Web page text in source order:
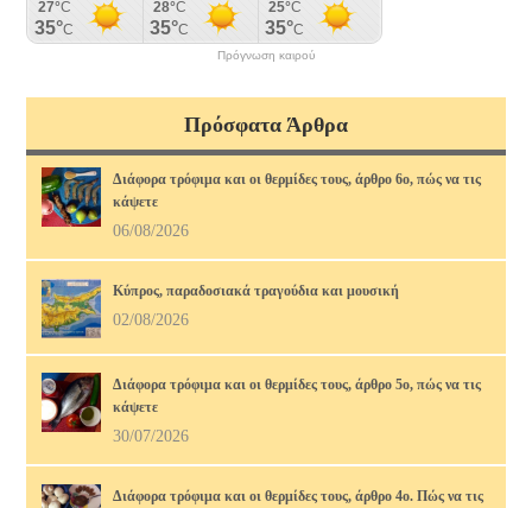
Πρόγνωση καιρού
Πρόσφατα Άρθρα
Διάφορα τρόφιμα και οι θερμίδες τους, άρθρο 6ο, πώς να τις
κάψετε
06/08/2026
Κύπρος, παραδοσιακά τραγούδια και μουσική
02/08/2026
Διάφορα τρόφιμα και οι θερμίδες τους, άρθρο 5ο, πώς να τις
κάψετε
30/07/2026
Διάφορα τρόφιμα και οι θερμίδες τους, άρθρο 4ο. Πώς να τις